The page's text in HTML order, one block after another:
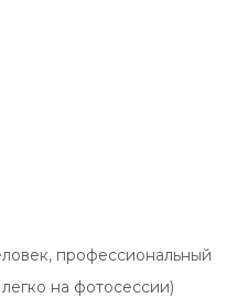
профессиональный
на фотосессии)